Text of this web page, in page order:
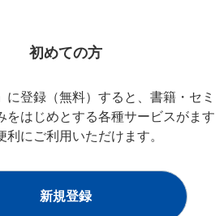
初めての方
に登録（無料）すると、書籍・セミ
をはじめとする各種サービスがます
利にご利用いただけます。
新規登録